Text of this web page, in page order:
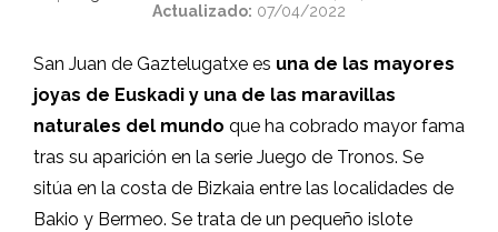
Actualizado: 07/04/2022
San Juan de Gaztelugatxe es una de las mayores
joyas de Euskadi y una de las maravillas
naturales del mundo que ha cobrado mayor fama
tras su aparición en la serie Juego de Tronos. Se
sitúa en la costa de Bizkaia entre las localidades de
Bakio y Bermeo. Se trata de un pequeño islote